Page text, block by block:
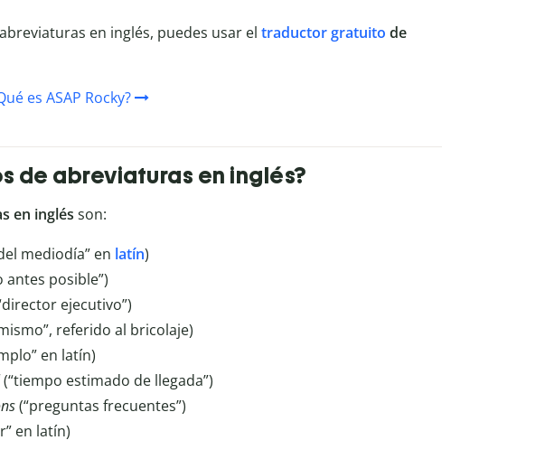
en inglés, puedes usar el traductor gratuito de
es ASAP Rocky?
de abreviaturas en inglés?
en inglés son:
mediodía” en latín)
antes posible”)
ejecutivo”)
referido al bricolaje)
en latín)
(“tiempo estimado de llegada”)
(“preguntas frecuentes”)
en latín)